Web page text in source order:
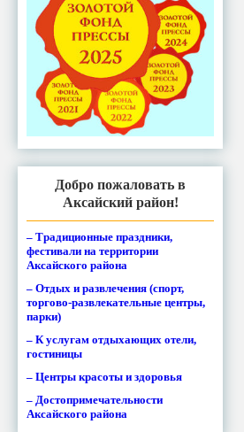
Добро пожаловать в
Аксайский район!
– Традиционные праздники,
фестивали на территории
Аксайского района
– Отдых и развлечения (спорт,
торгово-развлекательные центры,
парки)
– К услугам отдыхающих отели,
гостиницы
– Центры красоты и здоровья
– Достопримечательности
Аксайского района